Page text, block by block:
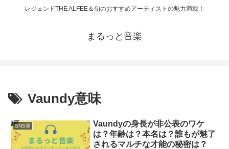
レジェンドTHE ALFEE＆旬のおすすめアーティストの魅力満載！
まるっと音楽
Vaundy意味
SNS発
Vaundyの身長が非公表のワケ
は？年齢は？本名は？誰もが魅了
されるマルチな才能の秘密は？